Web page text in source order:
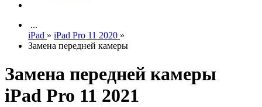
...
iPad » iPad Pro 11 2020 »
Замена передней камеры
Замена передней камеры
iPad Pro 11 2021